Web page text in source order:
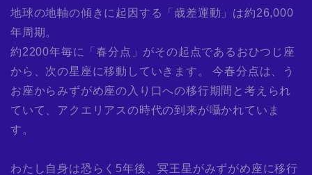
地球の地軸の傾きに起因する「歳差運動」は約26,000
年周期。
約2200年毎に「春分点」がその起点であるおひつじ座
から、次の星座に移動していきます。 今春分点は、う
お座からみずがめ座の入り口への移行期間と考えられ
ていて、アクエリアスの時代の到来が囁かれていま
す。
わたし自身は恐らく5年後、冥王星がみずがめ座に移行